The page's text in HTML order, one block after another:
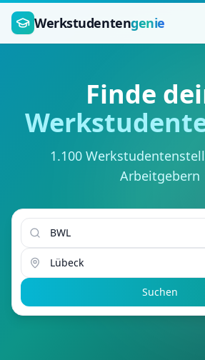
Zum Hauptinhalt springen
Werkstudentengenie
Finde
1.100
Arbeitgebern
Suchen